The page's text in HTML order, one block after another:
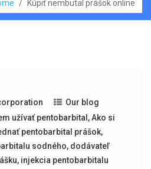
/ Kúpiť nembutal prášok online
Our blog
užívať pentobarbital ,Ako si
pentobarbital prášok,
sodného, dodávateľ
, injekcia pentobarbitalu